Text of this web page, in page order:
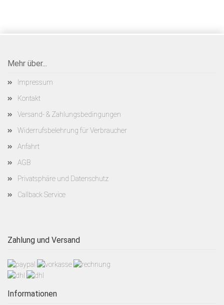
Mehr über...
Impressum
Kontakt
Versand- & Zahlungsbedingungen
Widerrufsbelehrung für Verbraucher
Anfahrt
AGB
Privatsphäre und Datenschutz
Callback Service
Zahlung und Versand
Informationen